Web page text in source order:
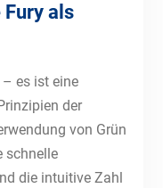
als
es ist eine
der
von Grün
schnelle
die intuitive Zahl